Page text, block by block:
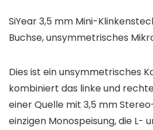
SiYear 3,5 mm Mini-
Buchse, unsymmetrisches
Dies ist ein unsymmetrisches
kombiniert das linke und
einer Quelle mit 3,5 mm
einzigen Monospeisung, die L-